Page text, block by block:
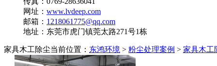
网址： www.lvdeep.com
邮箱： 1218061775@qq.com
地址：东莞市虎门镇莞太路271号1栋
家具木工除尘当前位置： 东鸿环境 > 粉尘处理案例 > 家具木工